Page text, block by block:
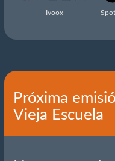
Ivoox
Próxima
Vieja Escuela